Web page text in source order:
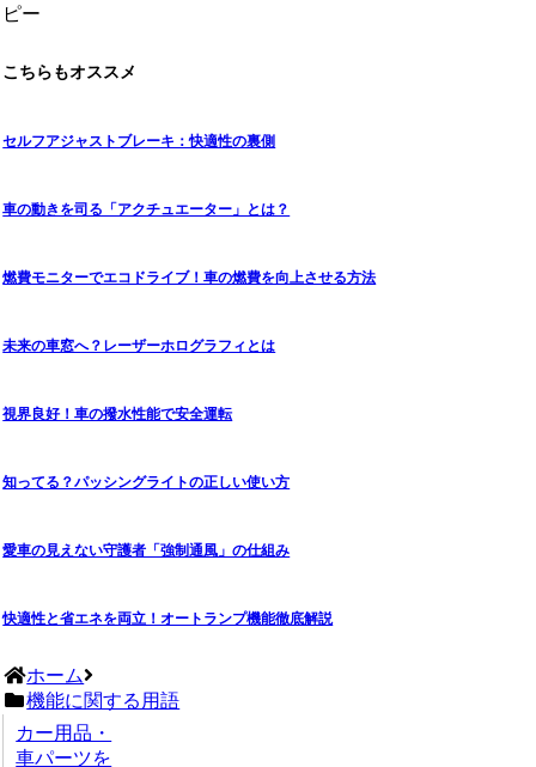
ピー
こちらもオススメ
セルフアジャストブレーキ：快適性の裏側
車の動きを司る「アクチュエーター」とは？
燃費モニターでエコドライブ！車の燃費を向上させる方法
未来の車窓へ？レーザーホログラフィとは
視界良好！車の撥水性能で安全運転
知ってる？パッシングライトの正しい使い方
愛車の見えない守護者「強制通風」の仕組み
快適性と省エネを両立！オートランプ機能徹底解説
ホーム
機能に関する用語
カー用品・
車パーツを